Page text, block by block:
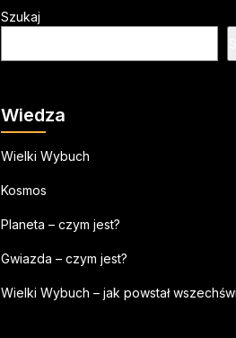
Szukaj
Wiedza
Wielki Wybuch
Kosmos
Planeta – czym jest?
Gwiazda – czym jest?
Wielki Wybuch – jak powstał